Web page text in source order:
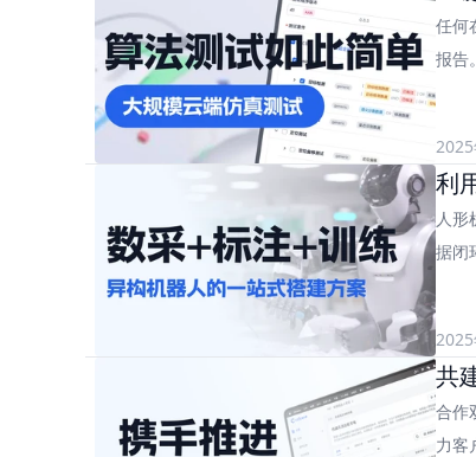
任何
报告
利
人形
据闭
共
合作
力客